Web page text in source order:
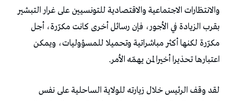
والانتظارات الاجتماعية والاقتصادية للتونسيين على غرار التبشير
بقرب الزيادة في الأجور، فإن رسائل أخرى كانت مكرّرة، أجل
مكرّرة لكنها أكثر مباشراتية وتحميلا للمسؤوليات، ويمكن
اعتبارها تحذيرا أخيرا لمن يهمّه الأمر.
لقد وقف الرئيس خلال زيارته للولاية الساحلية على نفس